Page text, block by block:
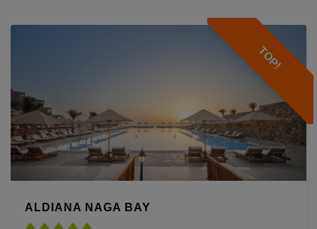
TOP!
ALDIANA NAGA BAY